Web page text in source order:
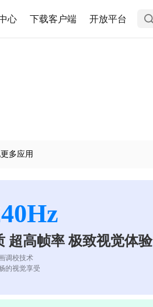
心 下载客户端 开放平台
多应用
超高帧率 极致视觉体验
调校技术
的视觉享受